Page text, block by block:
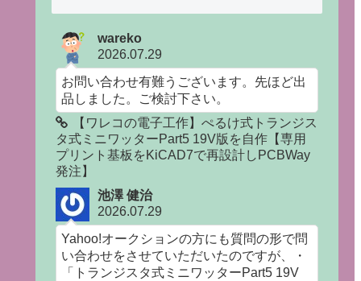
wareko
2026.07.29
お問い合わせ有難うございます。先ほど出
品しました。ご検討下さい。
【ワレコの電子工作】ぺるけ式トランジス
タ式ミニワッターPart5 19V版を自作【専用
プリント基板をKiCAD7で再設計しPCBWay
発注】
池澤 健治
2026.07.29
Yahoo!オークションの方にも質問の形で問
い合わせをさせていただいたのですが、・
「トランジスタ式ミニワッターPart5 19V